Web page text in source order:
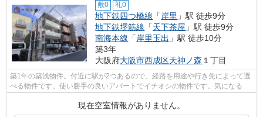
敷0 礼0
地下鉄四つ橋線 「 岸里 」駅 徒歩9分
地下鉄堺筋線 「天下茶屋 」駅 徒歩9分
南海本線 「 岸里玉出 」駅 徒歩10分
築3年
大阪府大阪市西成区天神ノ森 １丁目
築1年の築浅物件。付近に駅が2つあるので、経路を用途や行き先によって選
べる物件です。使い勝手の良いアパートでイチオシの物件です。気になるイ
現在空室情報がありません。